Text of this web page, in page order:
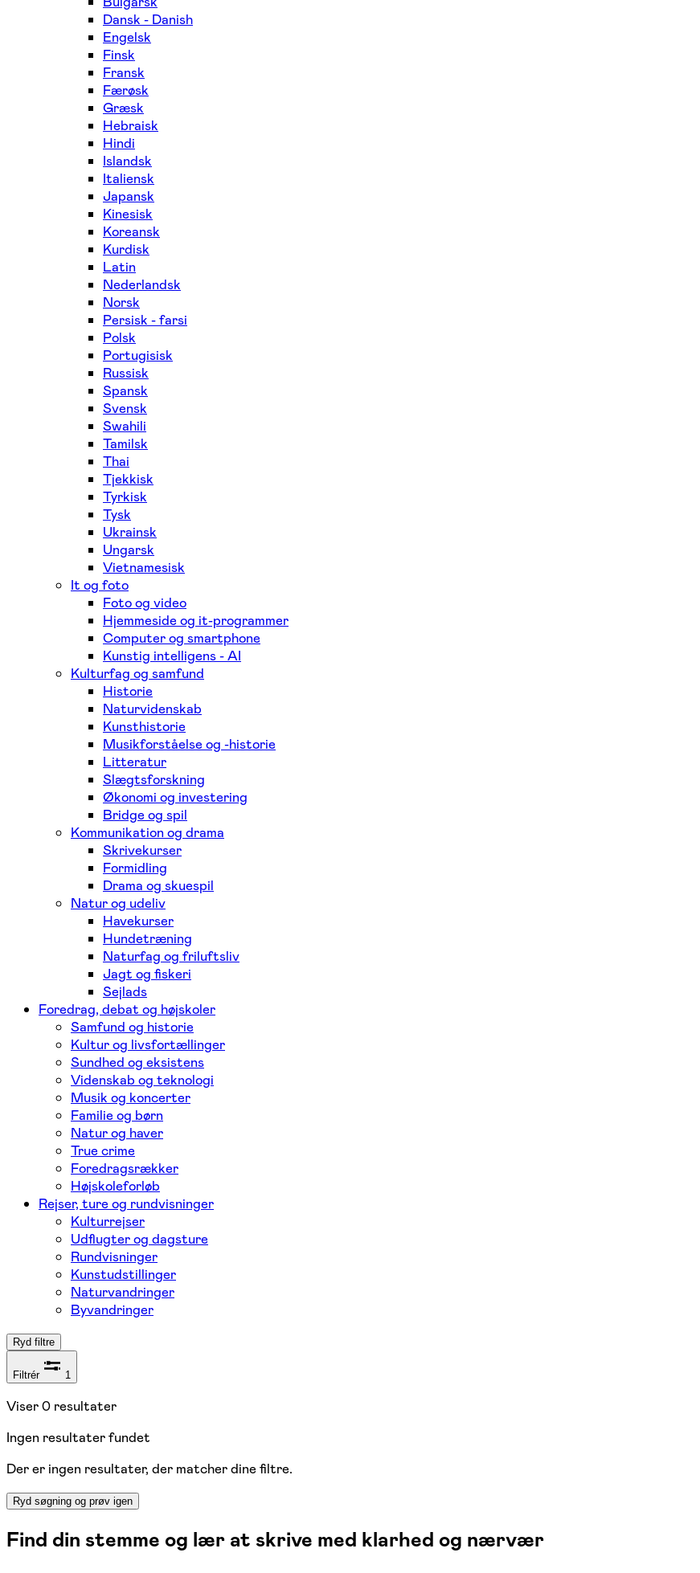
Dansk - Danish
Engelsk
Finsk
Fransk
Færøsk
Græsk
Hebraisk
Hindi
Islandsk
Italiensk
Japansk
Kinesisk
Koreansk
Kurdisk
Latin
Nederlandsk
Norsk
Persisk - farsi
Polsk
Portugisisk
Russisk
Spansk
Svensk
Swahili
Tamilsk
Thai
Tjekkisk
Tyrkisk
Tysk
Ukrainsk
Ungarsk
Vietnamesisk
It og foto
Foto og video
Hjemmeside og it-programmer
Computer og smartphone
Kunstig intelligens - AI
Kulturfag og samfund
Historie
Naturvidenskab
Kunsthistorie
Musikforståelse og -historie
Litteratur
Slægtsforskning
Økonomi og investering
Bridge og spil
Kommunikation og drama
Skrivekurser
Formidling
Drama og skuespil
Natur og udeliv
Havekurser
Hundetræning
Naturfag og friluftsliv
Jagt og fiskeri
Sejlads
Foredrag, debat og højskoler
Samfund og historie
Kultur og livsfortællinger
Sundhed og eksistens
Videnskab og teknologi
Musik og koncerter
Familie og børn
Natur og haver
True crime
Foredragsrækker
Højskoleforløb
Rejser, ture og rundvisninger
Kulturrejser
Udflugter og dagsture
Rundvisninger
Kunstudstillinger
Naturvandringer
Byvandringer
Ryd filtre
Filtrér 1
Viser0 resultater
Ingen resultater fundet
Der er ingen resultater, der matcher dine filtre.
Ryd søgning og prøv igen
Find din stemme og lær at skrive med klarhed og nærvær